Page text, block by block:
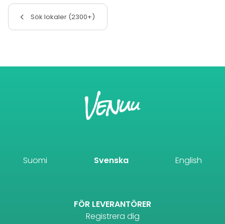
Sök lokaler (2300+)
Suomi Svenska English
FÖR LEVERANTÖRER
Registrera dig